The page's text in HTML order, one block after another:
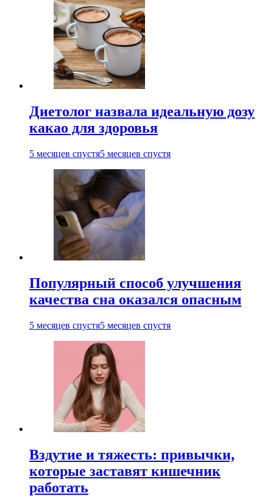
Диетолог назвала идеальную дозу
какао для здоровья
5 месяцев спустя5 месяцев спустя
Популярный способ улучшения
качества сна оказался опасным
5 месяцев спустя5 месяцев спустя
Вздутие и тяжесть: привычки,
которые заставят кишечник
работать